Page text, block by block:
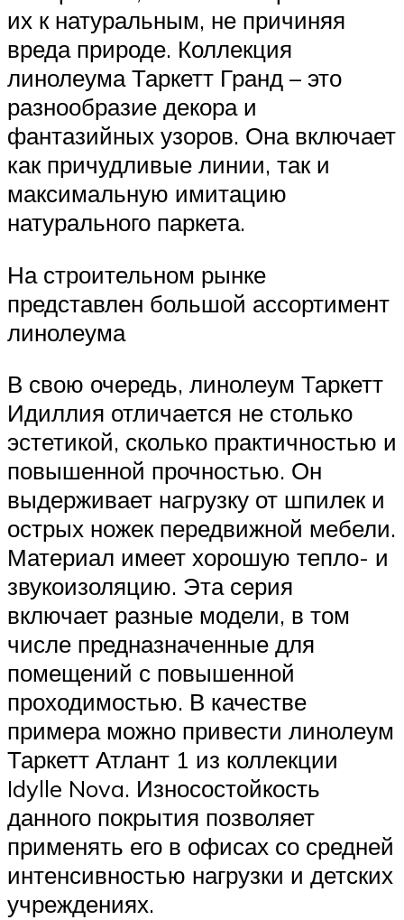
их к натуральным, не причиняя
вреда природе. Коллекция
линолеума Таркетт Гранд – это
разнообразие декора и
фантазийных узоров. Она включает
как причудливые линии, так и
максимальную имитацию
натурального паркета.
На строительном рынке
представлен большой ассортимент
линолеума
В свою очередь, линолеум Таркетт
Идиллия отличается не столько
эстетикой, сколько практичностью и
повышенной прочностью. Он
выдерживает нагрузку от шпилек и
острых ножек передвижной мебели.
Материал имеет хорошую тепло- и
звукоизоляцию. Эта серия
включает разные модели, в том
числе предназначенные для
помещений с повышенной
проходимостью. В качестве
примера можно привести линолеум
Таркетт Атлант 1 из коллекции
Idylle Nova. Износостойкость
данного покрытия позволяет
применять его в офисах со средней
интенсивностью нагрузки и детских
учреждениях.